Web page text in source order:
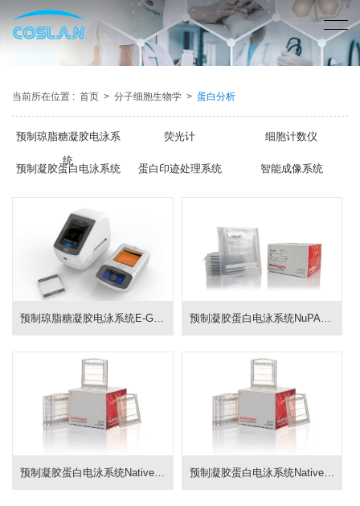
当前所在位置 : 首页 > 分子细胞生物学 > 蛋白分析
预制琼脂糖凝胶电泳系
统
荧光计 细胞计数仪
预制凝胶蛋白电泳系统 蛋白印迹处理系统 智能成像系统
预制凝胶蛋白电泳系统NativePAGE 3-12% Bis-Tris